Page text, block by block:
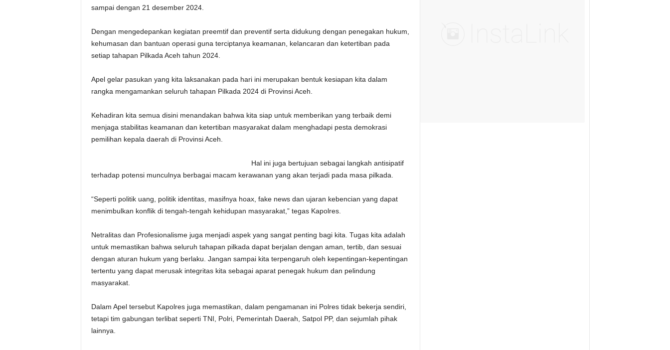
sampai dengan 21 desember 2024.
Dengan mengedepankan kegiatan preemtif dan preventif serta didukung dengan penegakan hukum,
kehumasan dan bantuan operasi guna terciptanya keamanan, kelancaran dan ketertiban pada
setiap tahapan Pilkada Aceh tahun 2024.
Apel gelar pasukan yang kita laksanakan pada hari ini merupakan bentuk kesiapan kita dalam
rangka mengamankan seluruh tahapan Pilkada 2024 di Provinsi Aceh.
Kehadiran kita semua disini menandakan bahwa kita siap untuk memberikan yang terbaik demi
menjaga stabilitas keamanan dan ketertiban masyarakat dalam menghadapi pesta demokrasi
pemilihan kepala daerah di Provinsi Aceh.
Hal ini juga bertujuan sebagai langkah antisipatif
terhadap potensi munculnya berbagai macam kerawanan yang akan terjadi pada masa pilkada.
“Seperti politik uang, politik identitas, masifnya hoax, fake news dan ujaran kebencian yang dapat
menimbulkan konflik di tengah-tengah kehidupan masyarakat,” tegas Kapolres.
Netralitas dan Profesionalisme juga menjadi aspek yang sangat penting bagi kita. Tugas kita adalah
untuk memastikan bahwa seluruh tahapan pilkada dapat berjalan dengan aman, tertib, dan sesuai
dengan aturan hukum yang berlaku. Jangan sampai kita terpengaruh oleh kepentingan-kepentingan
tertentu yang dapat merusak integritas kita sebagai aparat penegak hukum dan pelindung
masyarakat.
Dalam Apel tersebut Kapolres juga memastikan, dalam pengamanan ini Polres tidak bekerja sendiri,
tetapi tim gabungan terlibat seperti TNI, Polri, Pemerintah Daerah, Satpol PP, dan sejumlah pihak
lainnya.